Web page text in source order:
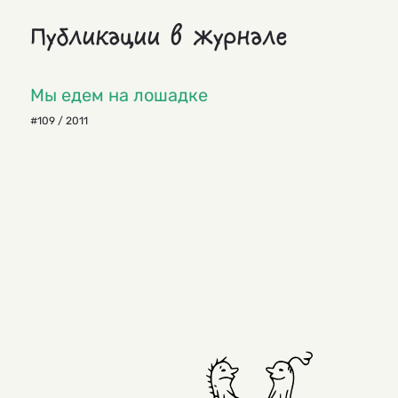
Публикации в журнале
Мы едем на лошадке
#109 / 2011